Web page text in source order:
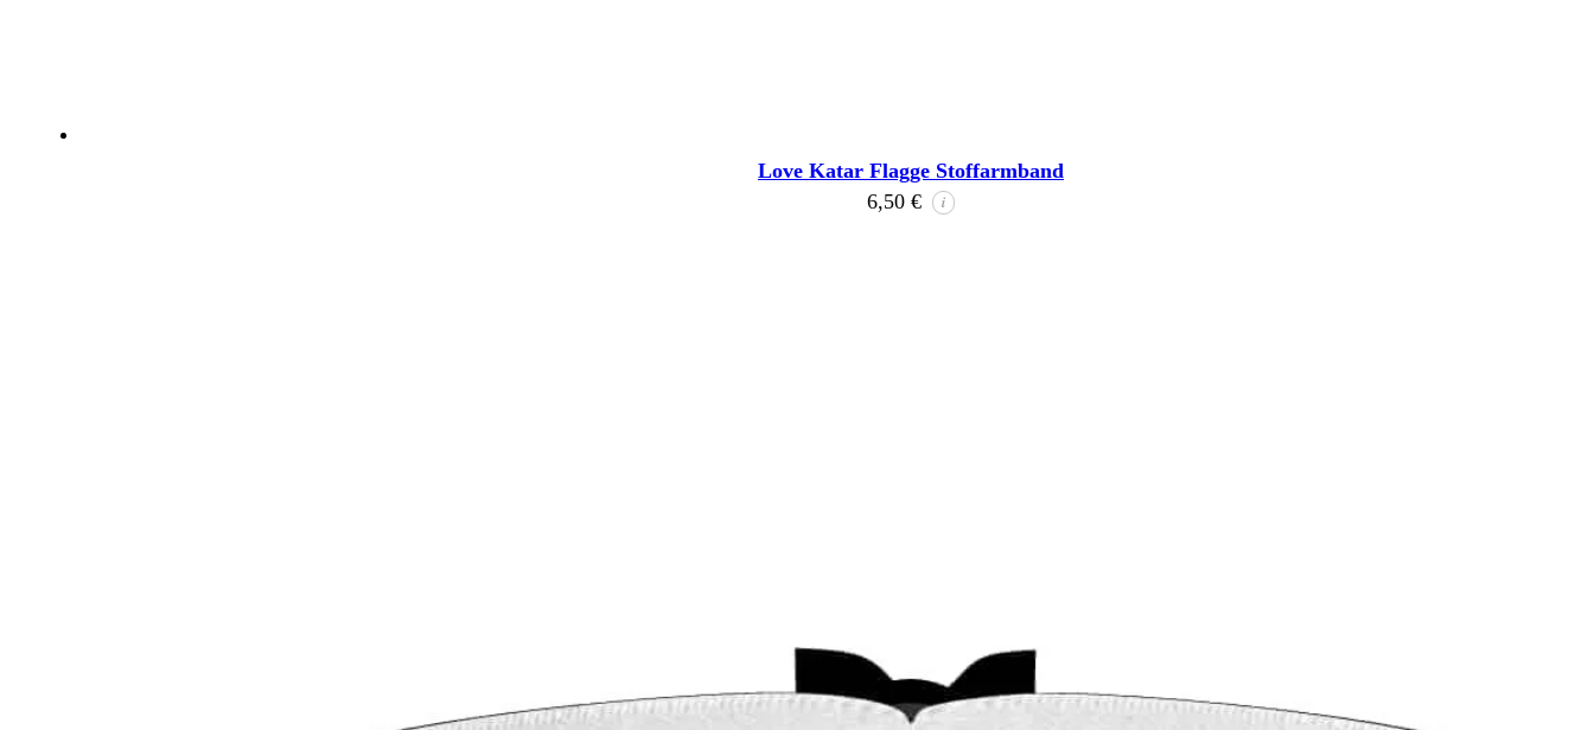
Love Katar Flagge Stoffarmband
6,50 € i